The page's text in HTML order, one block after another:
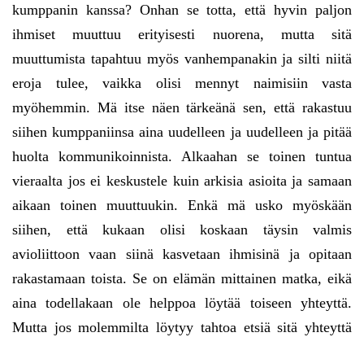
kumppanin kanssa? Onhan se totta, että hyvin paljon
ihmiset muuttuu erityisesti nuorena, mutta sitä
muuttumista tapahtuu myös vanhempanakin ja silti niitä
eroja tulee, vaikka olisi mennyt naimisiin vasta
myöhemmin. Mä itse näen tärkeänä sen, että rakastuu
siihen kumppaniinsa aina uudelleen ja uudelleen ja pitää
huolta kommunikoinnista. Alkaahan se toinen tuntua
vieraalta jos ei keskustele kuin arkisia asioita ja samaan
aikaan toinen muuttuukin. Enkä mä usko myöskään
siihen, että kukaan olisi koskaan täysin valmis
avioliittoon vaan siinä kasvetaan ihmisinä ja opitaan
rakastamaan toista. Se on elämän mittainen matka, eikä
aina todellakaan ole helppoa löytää toiseen yhteyttä.
Mutta jos molemmilta löytyy tahtoa etsiä sitä yhteyttä